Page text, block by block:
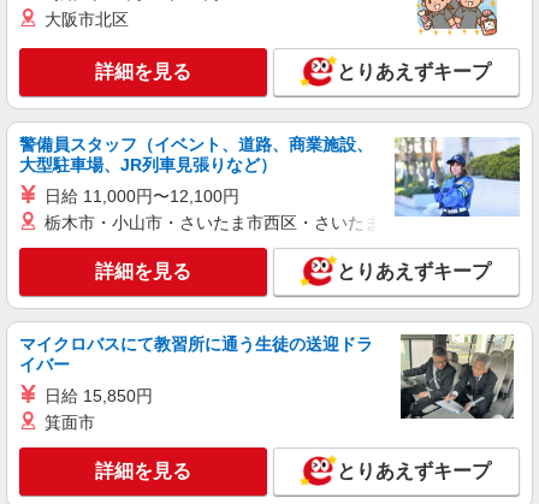
大阪市北区
詳細を見る とりあえずキープ
警備員スタッフ（イベント、道路、商業施設、
大型駐車場、JR列車見張りなど）
日給 11,000円〜12,100円
栃木市・小山市・さいたま市西区・さいたま市岩槻区・久喜市・
詳細を見る とりあえずキープ
マイクロバスにて教習所に通う生徒の送迎ドラ
イバー
日給 15,850円
箕面市
詳細を見る とりあえずキープ